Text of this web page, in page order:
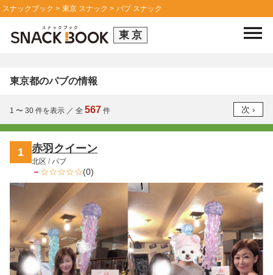
スナックブック 東京 スナック パブ スナック
東京
東京都のパブの情報
1 〜 30 件を表示 ／ 全 567 件
1 赤羽クイーン
北区 /パブ
－ (0)